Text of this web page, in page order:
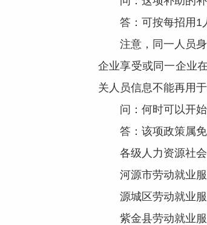
答：可按每招用1人
注意，同一人员身
企业享受或同一企业
关人员信息不能再用
问：何时可以开始
答：该项政策属免
各级人力资源社会
河源市劳动就业服
源城区劳动就业服
紫金县劳动就业服